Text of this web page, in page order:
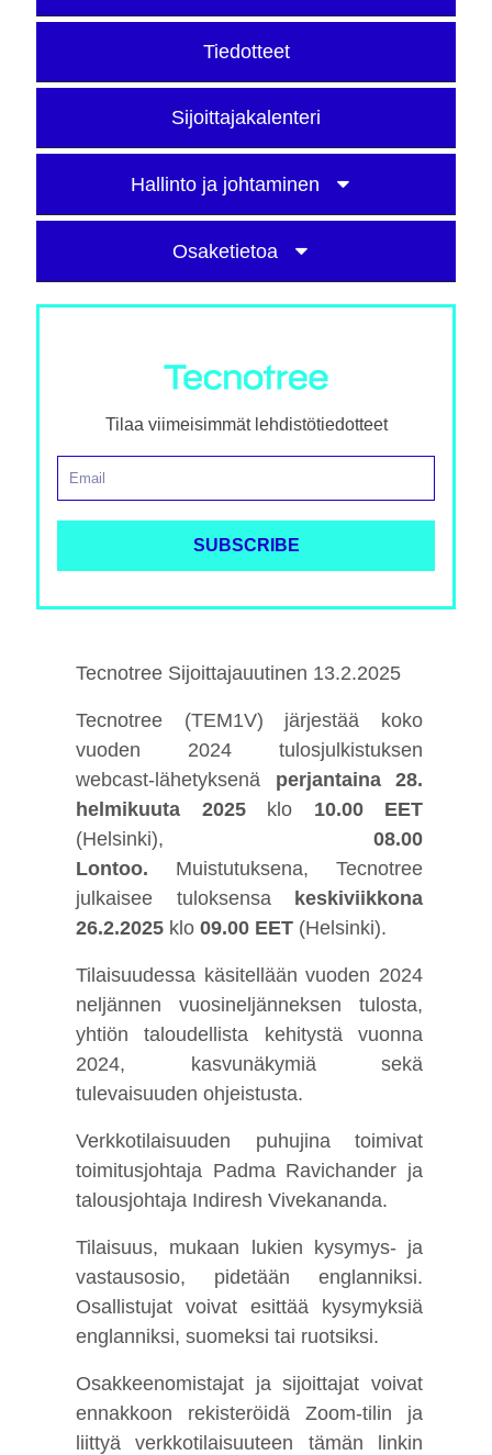
Tiedotteet
Sijoittajakalenteri
Hallinto ja johtaminen
Osaketietoa
Tilaa viimeisimmät lehdistötiedotteet
Tecnotree Sijoittajauutinen 13.2.2025
Tecnotree (TEM1V) järjestää koko
vuoden 2024 tulosjulkistuksen
webcast-lähetyksenä perjantaina 28.
helmikuuta 2025 klo 10.00 EET
(Helsinki), 08.00
Lontoo. Muistutuksena, Tecnotree
julkaisee tuloksensa keskiviikkona
26.2.2025 klo 09.00 EET (Helsinki).
Tilaisuudessa käsitellään vuoden 2024
neljännen vuosineljänneksen tulosta,
yhtiön taloudellista kehitystä vuonna
2024, kasvunäkymiä sekä
tulevaisuuden ohjeistusta.
Verkkotilaisuuden puhujina toimivat
toimitusjohtaja Padma Ravichander ja
talousjohtaja Indiresh Vivekananda.
Tilaisuus, mukaan lukien kysymys- ja
vastausosio, pidetään englanniksi.
Osallistujat voivat esittää kysymyksiä
englanniksi, suomeksi tai ruotsiksi.
Osakkeenomistajat ja sijoittajat voivat
ennakkoon rekisteröidä Zoom-tilin ja
liittyä verkkotilaisuuteen tämän linkin